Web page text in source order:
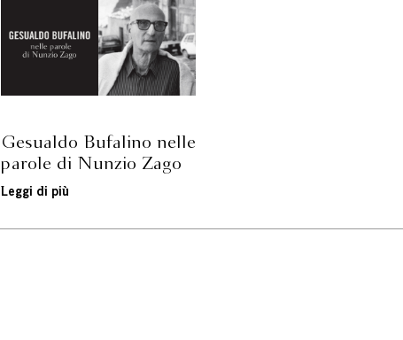
Gesualdo Bufalino nelle
parole di Nunzio Zago
Leggi di più